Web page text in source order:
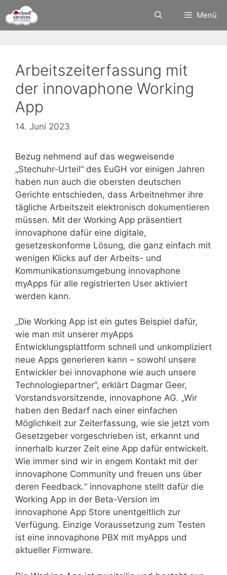
Inhalt
springen
Menü
Arbeitszeiterfassung mit
der innovaphone Working
App
14. Juni 2023
Bezug nehmend auf das wegweisende
„Stechuhr-Urteil“ des EuGH vor einigen Jahren
haben nun auch die obersten deutschen
Gerichte entschieden, dass Arbeitnehmer ihre
tägliche Arbeitszeit elektronisch dokumentieren
müssen. Mit der Working App präsentiert
innovaphone dafür eine digitale,
gesetzeskonforme Lösung, die ganz einfach mit
wenigen Klicks auf der Arbeits- und
Kommunikationsumgebung innovaphone
myApps für alle registrierten User aktiviert
werden kann.
„Die Working App ist ein gutes Beispiel dafür,
wie man mit unserer myApps
Entwicklungsplattform schnell und unkompliziert
neue Apps generieren kann – sowohl unsere
Entwickler bei innovaphone wie auch unsere
Technologiepartner“, erklärt Dagmar Geer,
Vorstandsvorsitzende, innovaphone AG. „Wir
haben den Bedarf nach einer einfachen
Möglichkeit zur Zeiterfassung, wie sie jetzt vom
Gesetzgeber vorgeschrieben ist, erkannt und
innerhalb kurzer Zeit eine App dafür entwickelt.
Wie immer sind wir in engem Kontakt mit der
innovaphone Community und freuen uns über
deren Feedback.“ innovaphone stellt dafür die
Working App in der Beta-Version im
innovaphone App Store unentgeltlich zur
Verfügung. Einzige Voraussetzung zum Testen
ist eine innovaphone PBX mit myApps und
aktueller Firmware.